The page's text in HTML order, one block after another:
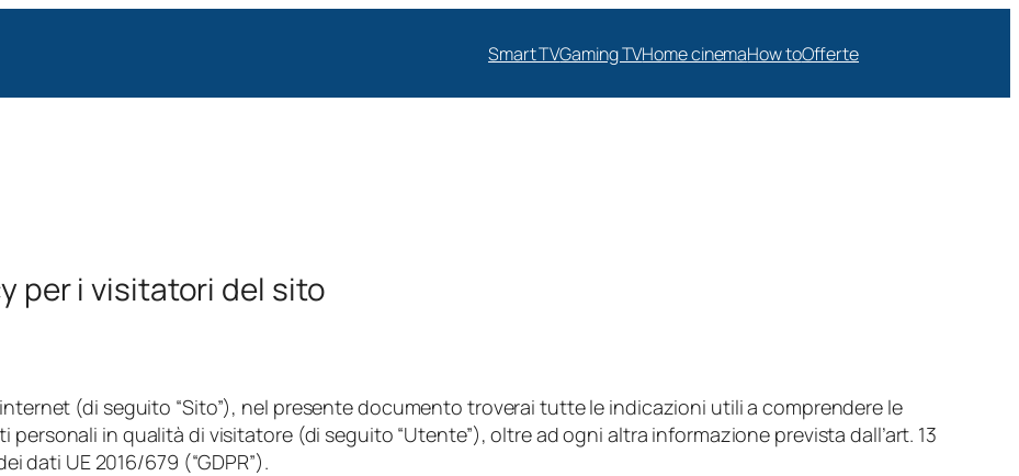
Smart TVGaming TVHome cinemaHow toOfferte
per i visitatori del sito
(di seguito “Sito”), nel presente documento troverai tutte le indicazioni utili a comprendere le
in qualità di visitatore (di seguito “Utente”), oltre ad ogni altra informazione prevista dall’art. 13
dati UE 2016/679 (“GDPR”).